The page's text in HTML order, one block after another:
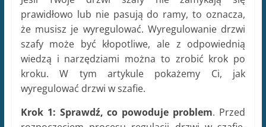
prawidłowo lub nie pasują do ramy, to oznacza,
że musisz je wyregulować. Wyregulowanie drzwi
szafy może być kłopotliwe, ale z odpowiednią
wiedzą i narzędziami można to zrobić krok po
kroku. W tym artykule pokażemy Ci, jak
wyregulować drzwi w szafie.
Krok 1: Sprawdź, co powoduje problem. Przed